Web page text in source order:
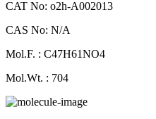
CAT No: o2h-A002013
CAS No: N/A
Mol.F. : C47H61NO4
Mol.Wt. : 704